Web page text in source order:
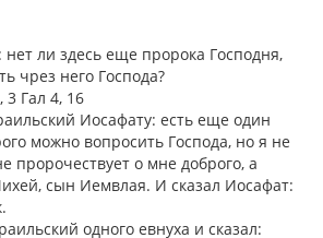
ли здесь еще пророка Господня,
чрез него Господа?
Гал 4, 16
Иосафату: есть еще один
можно вопросить Господа, но я не
пророчествует о мне доброго, а
сын Иемвлая. И сказал Иосафат:
одного евнуха и сказал: